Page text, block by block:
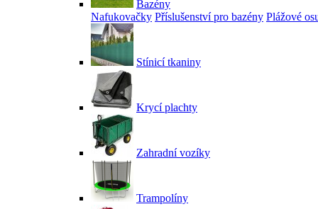
Bazény
Nafukovačky Příslušenství pro bazény Plážové
Stínicí tkaniny
Krycí plachty
Zahradní vozíky
Trampolíny